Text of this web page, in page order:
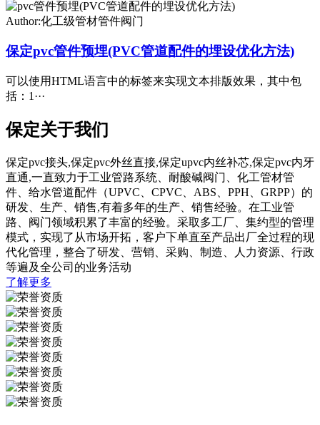
Author:化工级管材管件阀门
保定pvc管件预埋(PVC管道配件的埋设优化方法)
可以使用HTML语言中的标签来实现文本排版效果，其中包
括：1···
保定关于我们
保定pvc接头,保定pvc外丝直接,保定upvc内丝补芯,保定pvc内牙
直通,一直致力于工业管路系统、耐酸碱阀门、化工管材管
件、给水管道配件（UPVC、CPVC、ABS、PPH、GRPP）的
研发、生产、销售,有着多年的生产、销售经验。在工业管
路、阀门领域积累了丰富的经验。采取多工厂、集约型的管理
模式，实现了从市场开拓，客户下单直至产品出厂全过程的现
代化管理，整合了研发、营销、采购、制造、人力资源、行政
等遍及全公司的业务活动
了解更多